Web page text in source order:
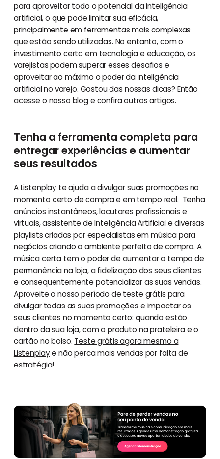
para aproveitar todo o potencial da inteligência
artificial, o que pode limitar sua eficácia,
principalmente em ferramentas mais complexas
que estão sendo utilizadas. No entanto, com o
investimento certo em tecnologia e educação, os
varejistas podem superar esses desafios e
aproveitar ao máximo o poder da inteligência
artificial no varejo. Gostou das nossas dicas? Então
acesse o nosso bloge confira outros artigos.
Tenha a ferramenta completa para
entregar experiências e aumentar
seus resultados
A Listenplay te ajuda a divulgar suas promoções no
momento certo de compra e em tempo real. Tenha
anúncios instantâneos, locutores profissionais e
virtuais, assistente de Inteligência Artificial e diversas
playlists criadas por especialistas em música para
negócios criando o ambiente perfeito de compra. A
música certa tem o poder de aumentar o tempo de
permanência na loja, a fidelização dos seus clientes
e consequentemente potencializar as suas vendas.
Aproveite o nosso período de teste grátis para
divulgar todas as suas promoções e impactar os
seus clientes no momento certo: quando estão
dentro da sua loja, com o produto na prateleira e o
cartão no bolso. Teste grátis agora mesmo a
Listenplaye não perca mais vendas por falta de
estratégia!